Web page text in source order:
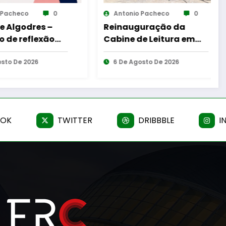
Pacheco
da
de Leitura em
Agosto De 2026
Antonio Pacheco
Casa de Santar Vinhos
destaca três sugestões
para os melhores
momentos do verão
6 De Agosto De 2026
TWITTER DRIBBBLE